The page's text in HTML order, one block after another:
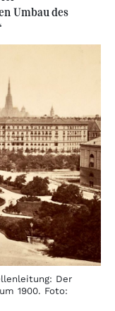
Umbau des
Der
1900. Foto: